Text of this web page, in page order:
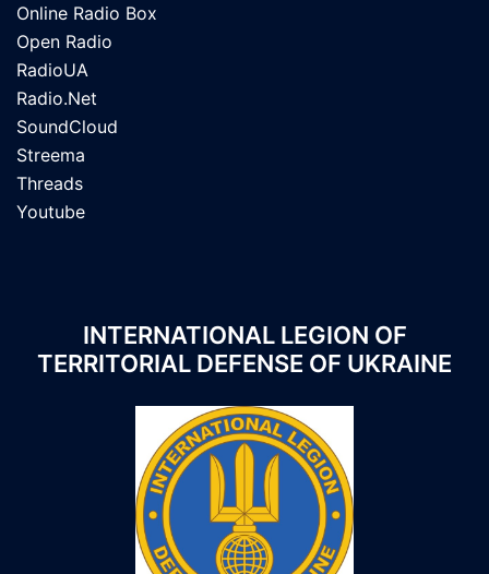
Online Radio Box
Open Radio
RadioUA
Radio.Net
SoundCloud
Streema
Threads
Youtube
INTERNATIONAL LEGION OF
TERRITORIAL DEFENSE OF UKRAINE